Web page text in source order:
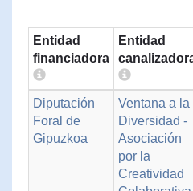
Entidad
financiadora
Entidad
Diputación
Foral de
Gipuzkoa
Ventana a la
Diversidad -
Asociación
por la
Creatividad